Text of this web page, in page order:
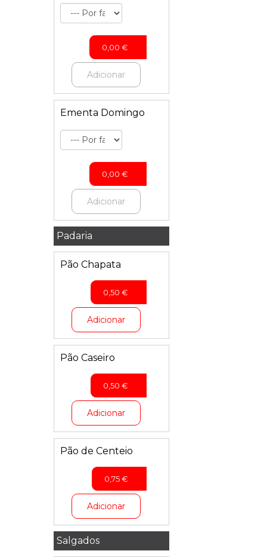
0,00 €
Adicionar
Ementa Domingo
0,00 €
Adicionar
Padaria
Pão Chapata
0,50 €
Adicionar
Pão Caseiro
0,50 €
Adicionar
Pão de Centeio
0,75€
Adicionar
Salgados